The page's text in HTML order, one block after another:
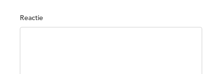
Reactie